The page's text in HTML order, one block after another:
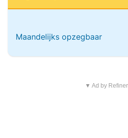
Maandelijks opzegbaar
▼ Ad by